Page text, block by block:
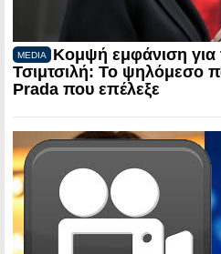
MEDIA
Κομψή εμφάνιση για
Τσιμτσιλή: Το ψηλόμεσο
Prada που επέλεξε